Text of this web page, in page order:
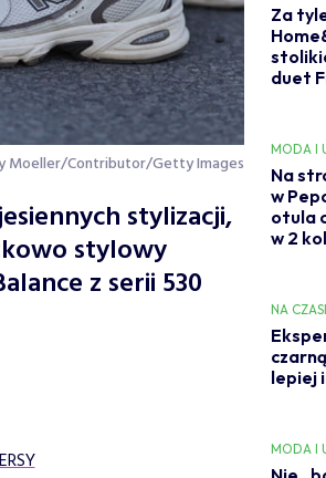
Moeller/Contributor/Getty Images
stylizacji,
stylowy
z serii 530
Za
duet
MODA I
Na
w
otula
w 2
NA
lepiej
MODA I